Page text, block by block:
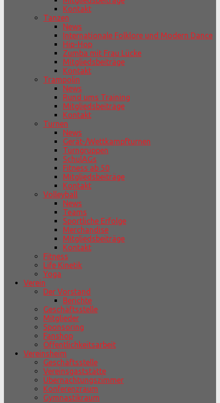
Kontakt
Tanzen
News
Internationale Folklore und Modern Dance
Hip-Hop
Zumba mit Frau Lücke
Mitgliedsbeiträge
Kontakt
Trampolin
News
Rund ums Training
Mitgliedsbeiträge
Kontakt
Turnen
News
Gerät-/Wettkampfturnen
Turngruppen
SchulAGs
Fitness ab 50
Mitgliedsbeiträge
Kontakt
Volleyball
News
Teams
Sportliche Erfolge
Merchandise
Mitgliedsbeiträge
Kontakt
Fitness
Life Kinetik
Yoga
Verein
Der Vorstand
Berichte
Geschäftsstelle
Mitglieder
Sponsoring
Fanshop
Öffentlichkeitsarbeit
Vereinsheim
Geschäftsstelle
Vereinsgaststätte
Übernachtungszimmer
Konferenzraum
Gymnastikraum